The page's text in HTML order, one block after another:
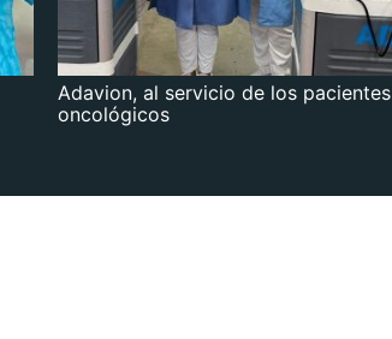
Adavion, al servicio de los pacientes
oncológicos